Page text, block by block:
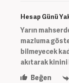
Hesap Günü
Yarın
mazluma
bilmeyecek
akıtarak
Beğen